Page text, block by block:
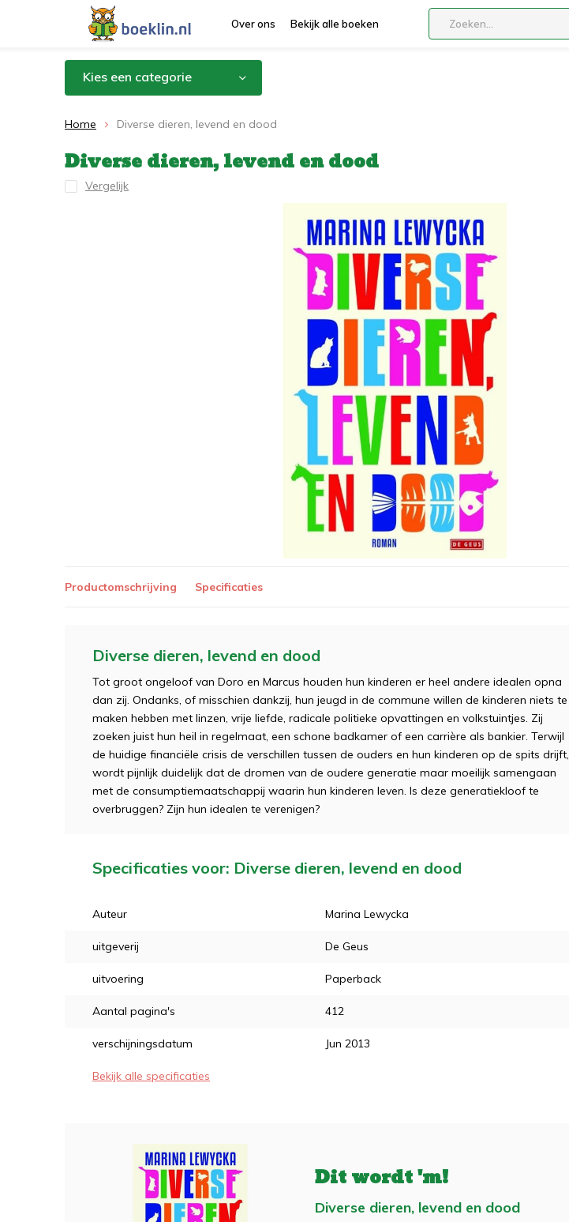
Over ons Bekijk alle boeken
Kies een categorie
Home Diverse dieren, levend en dood
Diverse dieren, levend en dood
Vergelijk
Productomschrijving Specificaties
Diverse dieren, levend en dood
Tot groot ongeloof van Doro en Marcus houden hun kinderen er heel andere idealen opna
dan zij. Ondanks, of misschien dankzij, hun jeugd in de commune willen de kinderen niets te
maken hebben met linzen, vrije liefde, radicale politieke opvattingen en volkstuintjes. Zij
zoeken juist hun heil in regelmaat, een schone badkamer of een carrière als bankier. Terwijl
de huidige financiële crisis de verschillen tussen de ouders en hun kinderen op de spits drijft,
wordt pijnlijk duidelijk dat de dromen van de oudere generatie maar moeilijk samengaan
met de consumptiemaatschappij waarin hun kinderen leven. Is deze generatiekloof te
overbruggen? Zijn hun idealen te verenigen?
Specificaties voor: Diverse dieren, levend en dood
Auteur Marina Lewycka
uitgeverij De Geus
uitvoering Paperback
Aantal pagina's 412
verschijningsdatum Jun 2013
Bekijk alle specificaties
Dit wordt 'm!
Diverse dieren, levend en dood